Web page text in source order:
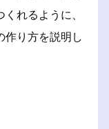
れるように、
作り方を説明し